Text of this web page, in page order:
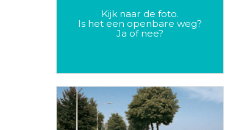
Kijk naar de foto.
Is het een openbare weg?
Ja of nee?